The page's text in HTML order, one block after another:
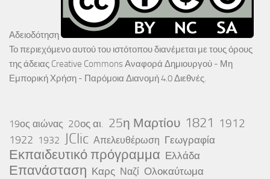
Αδειοδότηση
Το περιεχόμενο αυτού του ιστότοπου διανέμεται με τους όρους
της άδειας Creative Commons Αναφορά Δημιουργού - Μη
Εμπορική Χρήση - Παρόμοια Διανομή 4.0 Διεθνές.
19ος αιώνας 20ος αι. 25η Μαρτίου 1821 1912
1922 1932 JClic Απελευθέρωση Γεωγραφία
Εκπαιδευτικό πρόγραμμα Ελλάδα
Επανάσταση Καρς Ναζί Ολοκαύτωμα